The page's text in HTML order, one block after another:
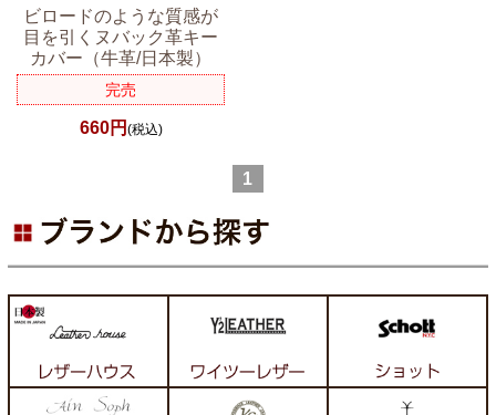
ビロードのような質感が
目を引くヌバック革キー
カバー（牛革/日本製）
完売
660円 (税込)
1